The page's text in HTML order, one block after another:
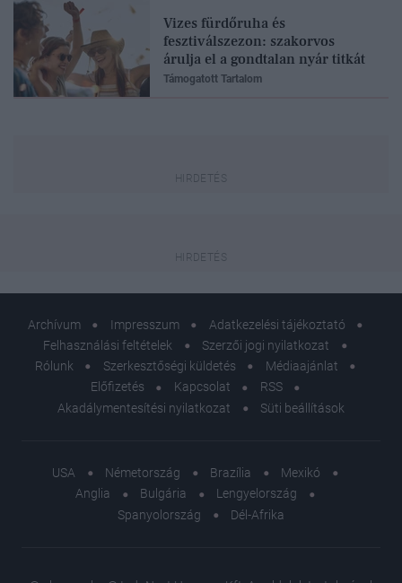
Vizes fürdőruha és
fesztiválszezon: szakorvos
árulja el a gondtalan nyár titkát
Támogatott Tartalom
Archívum Impresszum
Adatkezelési tájékoztató
Felhasználási feltételek
Szerzői jogi nyilatkozat
Rólunk
Szerkesztőségi küldetés
Médiaajánlat
Előfizetés
Kapcsolat
RSS
Akadálymentesítési nyilatkozat
Süti beállítások
USA Németország Brazília
Mexikó
Anglia
Bulgária
Lengyelország
Spanyolország
Dél-Afrika